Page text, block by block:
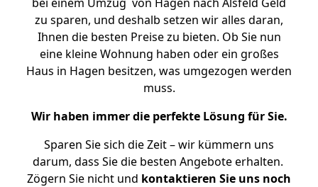
zu sparen, und deshalb setzen wir alles daran,
Ihnen die besten Preise zu bieten. Ob Sie nun
eine kleine Wohnung haben oder ein großes
Haus in Hagen besitzen, was umgezogen werden
muss.
Wir haben immer die perfekte Lösung für Sie.
Sparen Sie sich die Zeit – wir kümmern uns
darum, dass Sie die besten Angebote erhalten.
Zögern Sie nicht und kontaktieren Sie uns noch